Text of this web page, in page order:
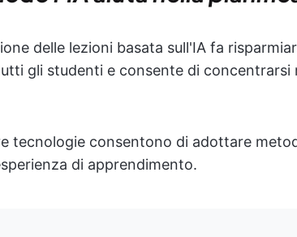
delle lezioni basata sull'IA fa
gli studenti e consente di concentrarsi
tecnologie consentono di adottare
di apprendimento.